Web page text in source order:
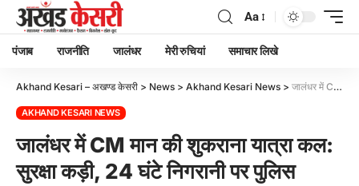
Aa
पंजाब राजनीति जालंधर मेरी रुचियां समाचार लिखे
Akhand Kesari – अखण्ड केसरी > News > Akhand Kesari News > जालंधर में CM मान की शुकराना यात्रा कल: सुरक्षा कड़ी, 24 घंटे निगरानी पर पुलिस
AKHAND KESARI NEWS
जालंधर में CM मान की शुकराना यात्रा कल:
सुरक्षा कड़ी, 24 घंटे निगरानी पर पुलिस